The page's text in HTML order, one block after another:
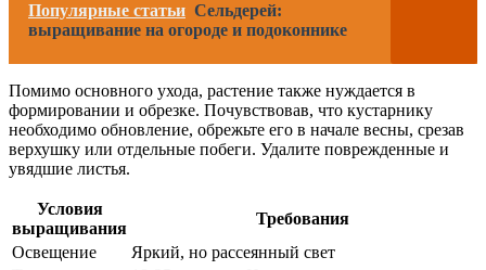
Популярные статьи Сельдерей:
выращивание на огороде и подоконнике
Помимо основного ухода, растение также нуждается в
формировании и обрезке. Почувствовав, что кустарнику
необходимо обновление, обрежьте его в начале весны, срезав
верхушку или отдельные побеги. Удалите поврежденные и
увядшие листья.
Условия
выращивания
Требования
Освещение
Яркий, но рассеянный свет